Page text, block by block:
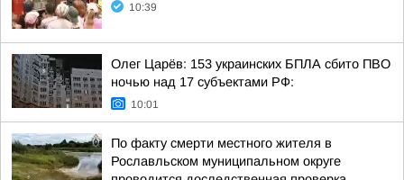
10:39
Олег Царёв: 153 украинских БПЛА сбито ПВО
ночью над 17 субъектами РФ:
10:01
По факту смерти местного жителя в
Рославльском муниципальном округе